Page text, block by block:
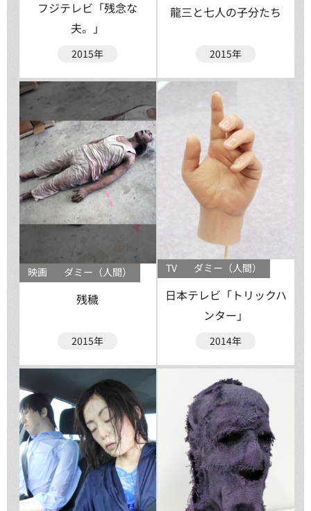
フジテレビ「残念な
夫。」
2015年
龍三と七人の子分たち
2015年
映画 ダミー（人間）
残穢
2015年
TV ダミー（人間）
日本テレビ「トリックハ
ンター」
2014年